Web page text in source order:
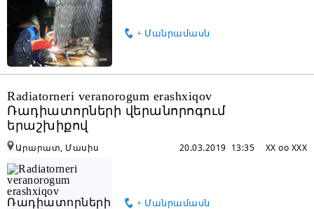
+ Մանրամասն
Radiatorneri veranorogum erashxiqov
Ռադիատորների վերանորոգում
երաշխիքով
+ Մանրամասն
XX oo XXX
20.03.2019 13:35
Արարատ, Մասիս